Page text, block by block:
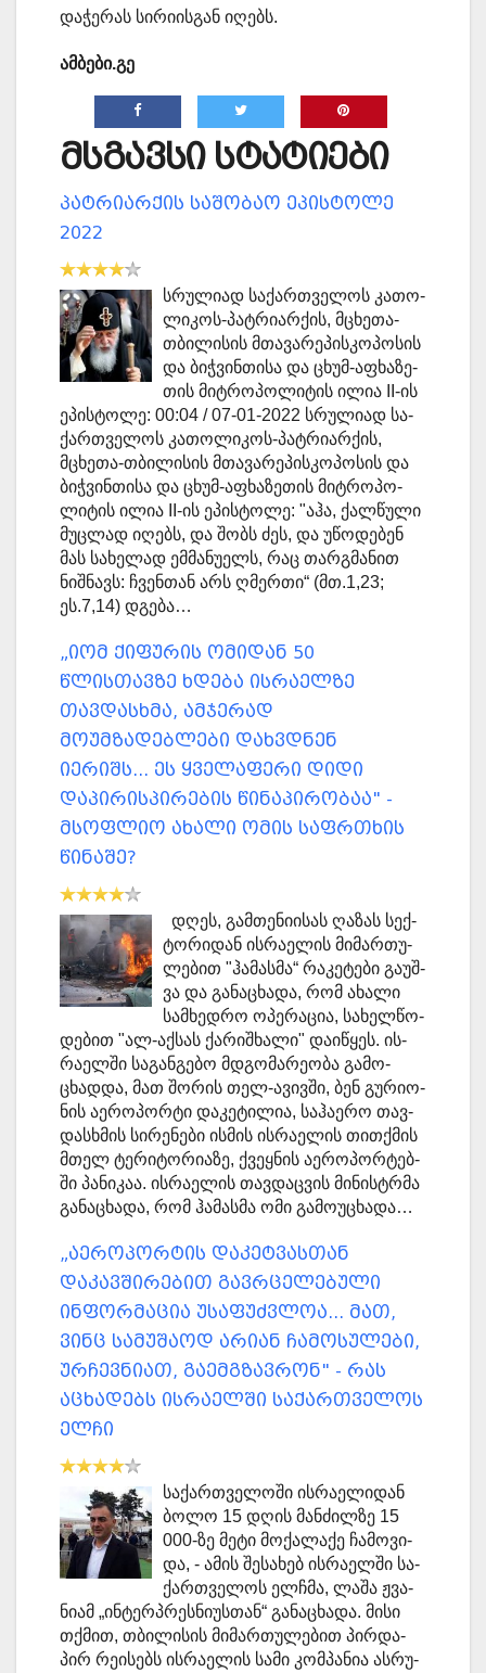
და­ჭე­რას სი­რი­ის­გან იღებს.
ამბები.გე
მსგავსი სტატიები
პატრიარქის საშობაო ეპისტოლე
2022
სრუ­ლი­ად სა­ქარ­თვე­ლოს კა­თო­
ლი­კოს-პატ­რი­არ­ქის, მცხე­თა-
თბი­ლი­სის მთა­ვა­რე­პის­კო­პო­სის
და ბიჭ­ვინ­თი­სა და ცხუმ-აფხა­ზე­
თის მიტ­რო­პო­ლი­ტის ილია II-ის
ეპის­ტო­ლე: 00:04 / 07-01-2022 სრუ­ლი­ად სა­
ქარ­თვე­ლოს კა­თო­ლი­კოს-პატ­რი­არ­ქის,
მცხე­თა-თბი­ლი­სის მთა­ვა­რე­პის­კო­პო­სის და
ბიჭ­ვინ­თი­სა და ცხუმ-აფხა­ზე­თის მიტ­რო­პო­
ლი­ტის ილია II-ის ეპის­ტო­ლე: "აჰა, ქალ­წუ­ლი
მუც­ლად იღებს, და შობს ძეს, და უწო­დე­ბენ
მას სა­ხე­ლად ემ­მა­ნუ­ელს, რაც თარ­გმა­ნით
ნიშ­ნავს: ჩვენ­თან არს ღმერ­თი“ (მთ.1,23;
ეს.7,14) დგე­ბა…
„იომ ქიფურის ომიდან 50
წლისთავზე ხდება ისრაელზე
თავდასხმა, ამჯერად
მოუმზადებლები დახვდნენ
იერიშს... ეს ყველაფერი დიდი
დაპირისპირების წინაპირობაა" -
მსოფლიო ახალი ომის საფრთხის
წინაშე?
დღეს, გამ­თე­ნი­ი­სას ღა­ზას სექ­
ტო­რი­დან ის­რა­ე­ლის მი­მარ­თუ­
ლე­ბით "ჰა­მა­სმა“ რა­კე­ტე­ბი გა­უშ­
ვა და გა­ნა­ცხა­და, რომ ახა­ლი
სამ­ხედ­რო ოპე­რა­ცია, სა­ხელ­წო­
დე­ბით "ალ-აქ­სას ქა­რიშ­ხა­ლი" და­ი­წყეს. ის­
რა­ელ­ში სა­გან­გე­ბო მდგო­მა­რე­ო­ბა გა­მო­
ცხად­და, მათ შო­რის თელ-ავივ­ში, ბენ გუ­რი­ო­
ნის აე­რო­პორ­ტი და­კე­ტი­ლია, სა­ჰა­ე­რო თავ­
დას­ხმის სი­რე­ნე­ბი ის­მის ის­რა­ე­ლის თით­ქმის
მთელ ტე­რი­ტო­რი­ა­ზე, ქვეყ­ნის აე­რო­პორ­ტებ­
ში პა­ნი­კაა. ის­რა­ე­ლის თავ­დაც­ვის მი­ნის­ტრმა
გა­ნა­ცხა­და, რომ ჰა­მა­სმა ომი გა­მო­უ­ცხა­და…
„აეროპორტის დაკეტვასთან
დაკავშირებით გავრცელებული
ინფორმაცია უსაფუძვლოა... მათ,
ვინც სამუშაოდ არიან ჩამოსულები,
ურჩევნიათ, გაემგზავრონ" - რას
აცხადებს ისრაელში საქართველოს
ელჩი
სა­ქარ­თვე­ლო­ში ის­რა­ე­ლი­დან
ბოლო 15 დღის მან­ძილ­ზე 15
000-ზე მეტი მო­ქა­ლა­ქე ჩა­მო­ვი­
და, - ამის შე­სა­ხებ ის­რა­ელ­ში სა­
ქარ­თვე­ლოს ელჩმა, ლაშა ჟვა­
ნი­ამ „ინ­ტერპრეს­ნი­უს­თან“ გა­ნა­ცხა­და. მისი
თქმით, თბი­ლი­სის მი­მარ­თუ­ლე­ბით პირ­და­
პირ რე­ი­სებს ის­რა­ე­ლის სამი კომ­პა­ნია ას­რუ­